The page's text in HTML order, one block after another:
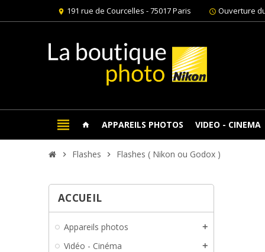
location_on 191 rue de Courcelles - 75017 Paris schedule Ouverture
view_headline home APPAREILS PHOTOS VIDEO - CINEMA
chevron_right Flashes chevron_right Flashes ( Nikon ou Godox )
ACCUEIL
Appareils photos add
Vidéo - Cinéma add